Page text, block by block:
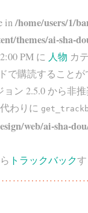
in/home/users/1/
themes/ai-sha-
PM に 人物 カ
で購読すること
ン 2.5.0 から非
わりに
web/ai-sha-
トラックバック